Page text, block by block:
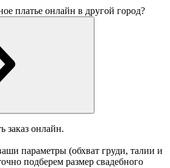
платье онлайн в другой город?
заказ онлайн.
параметры (обхват груди, талии и
подберем размер свадебного